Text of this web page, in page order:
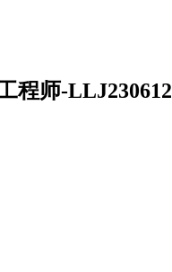
程师-LLJ230612